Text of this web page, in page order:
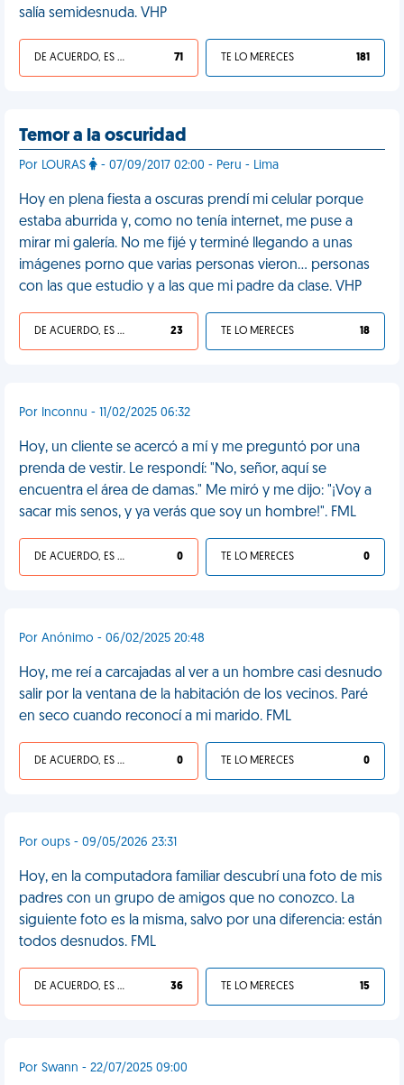
salía semidesnuda. VHP
DE ACUERDO, ES UNA VIDA HP 71 TE LO MERECES 181
Temor a la oscuridad
Por LOURAS - 07/09/2017 02:00 - Peru - Lima
Hoy en plena fiesta a oscuras prendí mi celular porque
estaba aburrida y, como no tenía internet, me puse a
mirar mi galería. No me fijé y terminé llegando a unas
imágenes porno que varias personas vieron... personas
con las que estudio y a las que mi padre da clase. VHP
DE ACUERDO, ES UNA VIDA HP 23 TE LO MERECES 18
Por Inconnu - 11/02/2025 06:32
Hoy, un cliente se acercó a mí y me preguntó por una
prenda de vestir. Le respondí: "No, señor, aquí se
encuentra el área de damas." Me miró y me dijo: "¡Voy a
sacar mis senos, y ya verás que soy un hombre!". FML
DE ACUERDO, ES UNA VIDA HP 0 TE LO MERECES 0
Por Anónimo - 06/02/2025 20:48
Hoy, me reí a carcajadas al ver a un hombre casi desnudo
salir por la ventana de la habitación de los vecinos. Paré
en seco cuando reconocí a mi marido. FML
DE ACUERDO, ES UNA VIDA HP 0 TE LO MERECES 0
Por oups - 09/05/2026 23:31
Hoy, en la computadora familiar descubrí una foto de mis
padres con un grupo de amigos que no conozco. La
siguiente foto es la misma, salvo por una diferencia: están
todos desnudos. FML
DE ACUERDO, ES UNA VIDA HP 36 TE LO MERECES 15
Por Swann - 22/07/2025 09:00